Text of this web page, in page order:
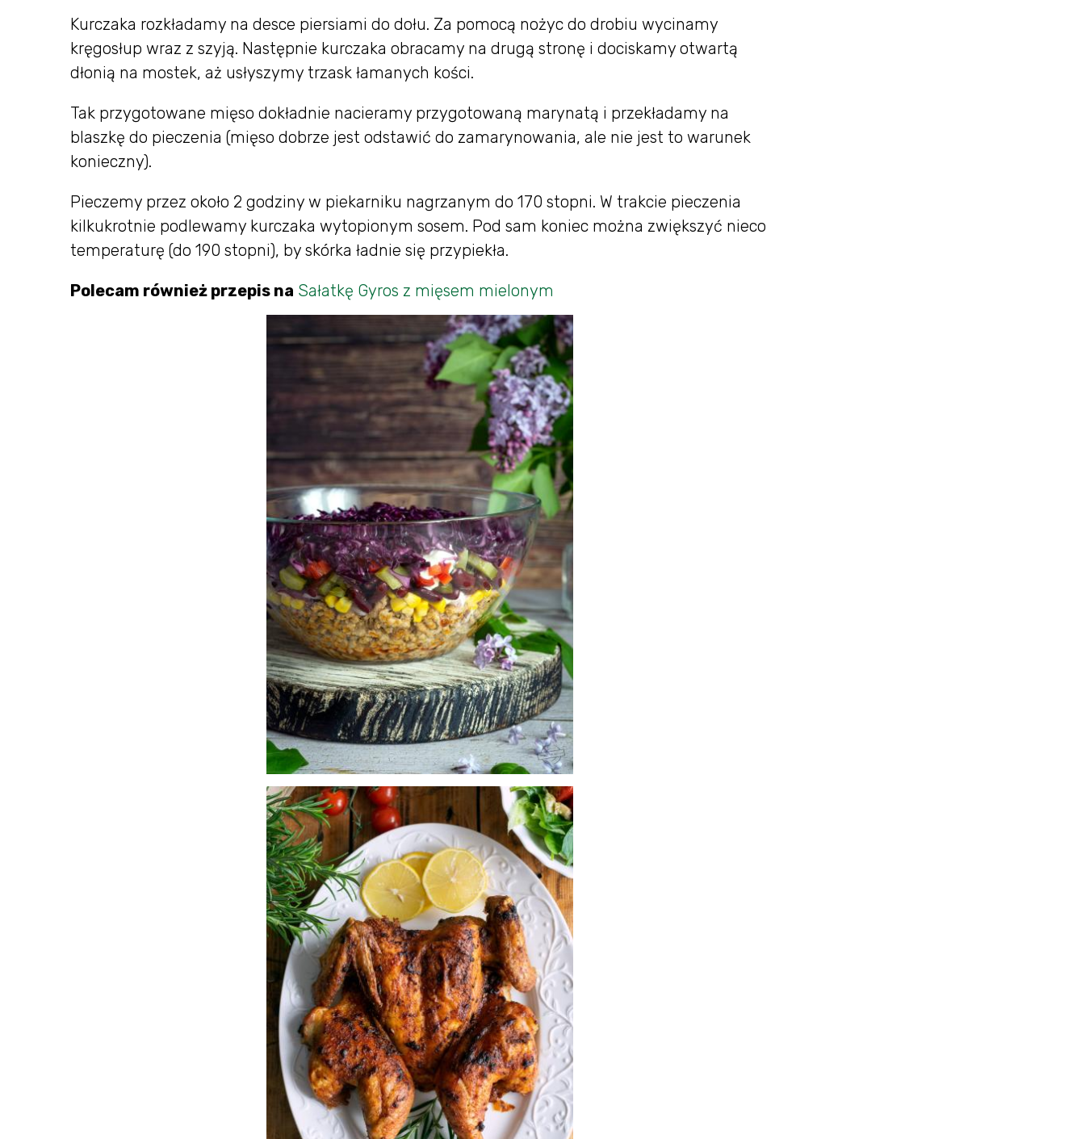
Kurczaka rozkładamy na desce piersiami do dołu. Za pomocą nożyc do drobiu wycinamy
kręgosłup wraz z szyją. Następnie kurczaka obracamy na drugą stronę i dociskamy otwartą
dłonią na mostek, aż usłyszymy trzask łamanych kości.
Tak przygotowane mięso dokładnie nacieramy przygotowaną marynatą i przekładamy na
blaszkę do pieczenia (mięso dobrze jest odstawić do zamarynowania, ale nie jest to warunek
konieczny).
Pieczemy przez około 2 godziny w piekarniku nagrzanym do 170 stopni. W trakcie pieczenia
kilkukrotnie podlewamy kurczaka wytopionym sosem. Pod sam koniec można zwiększyć nieco
temperaturę (do 190 stopni), by skórka ładnie się przypiekła.
Polecam również przepis na Sałatkę Gyros z mięsem mielonym